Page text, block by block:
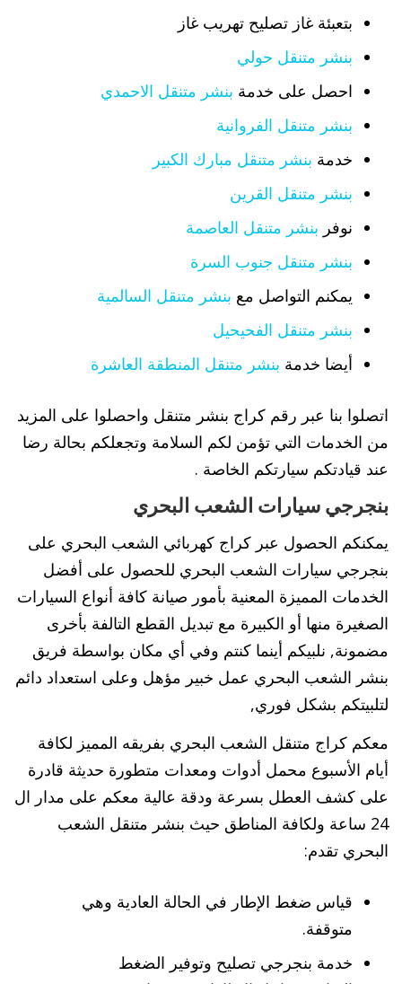
بتعبئة غاز تصليح تهريب غاز
بنشر متنقل حولي
احصل على خدمة بنشر متنقل الاحمدي
بنشر متنقل الفروانية
خدمة بنشر متنقل مبارك الكبير
بنشر متنقل القرين
نوفر بنشر متنقل العاصمة
بنشر متنقل جنوب السرة
يمكنم التواصل مع بنشر متنقل السالمية
بنشر متنقل الفحيحيل
أيضا خدمة بنشر متنقل المنطقة العاشرة
اتصلوا بنا عبر رقم كراج بنشر متنقل واحصلوا على المزيد
من الخدمات التي تؤمن لكم السلامة وتجعلكم بحالة رضا
عند قيادتكم سيارتكم الخاصة .
بنجرجي سيارات الشعب البحري
يمكنكم الحصول عبر كراج كهربائي الشعب البحري على
بنجرجي سيارات الشعب البحري للحصول على أفضل
الخدمات المميزة المعنية بأمور صيانة كافة أنواع السيارات
الصغيرة منها أو الكبيرة مع تبديل القطع التالفة بأخرى
مضمونة, نلبيكم أينما كنتم وفي أي مكان بواسطة فريق
بنشر الشعب البحري عمل خبير مؤهل وعلى استعداد دائم
لتلبيتكم بشكل فوري,
معكم كراج متنقل الشعب البحري بفريقه المميز لكافة
أيام الأسبوع محمل أدوات ومعدات متطورة حديثة قادرة
على كشف العطل بسرعة ودقة عالية معكم على مدار ال
24 ساعة ولكافة المناطق حيث بنشر متنقل الشعب
البحري تقدم:
قياس ضغط الإطار في الحالة العادية وهي
متوقفة.
خدمة بنجرجي تصليح وتوفير الضغط